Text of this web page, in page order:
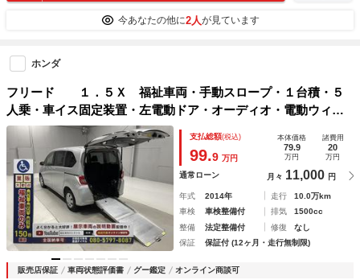
今あなたの他に2人が見ています
ホンダ
フリード １．５Ｘ 福祉車両・手動スロープ・１台積・５
人乗・車イス固定装置・左電動ドア・オーディオ・電動ウィン
チサード・無線ウィンチリモコン有・ラッシングベルト有・左
右スライドドア・キーレス・ＨＩＤヘッドライト
支払総額(税込)
99.9 万円
本体価格
79.9
万円
諸費用
20
万円
通常ローン 月々 11,000 円
年式 2014年 走行
10.0万km
車検
車検整備付 排気
1500cc
整備
法定整備付 修復
なし
保証
保証付 (12ヶ月・走行無制限)
販売店保証 車両状態評価書 グー鑑定 オンライン商談可